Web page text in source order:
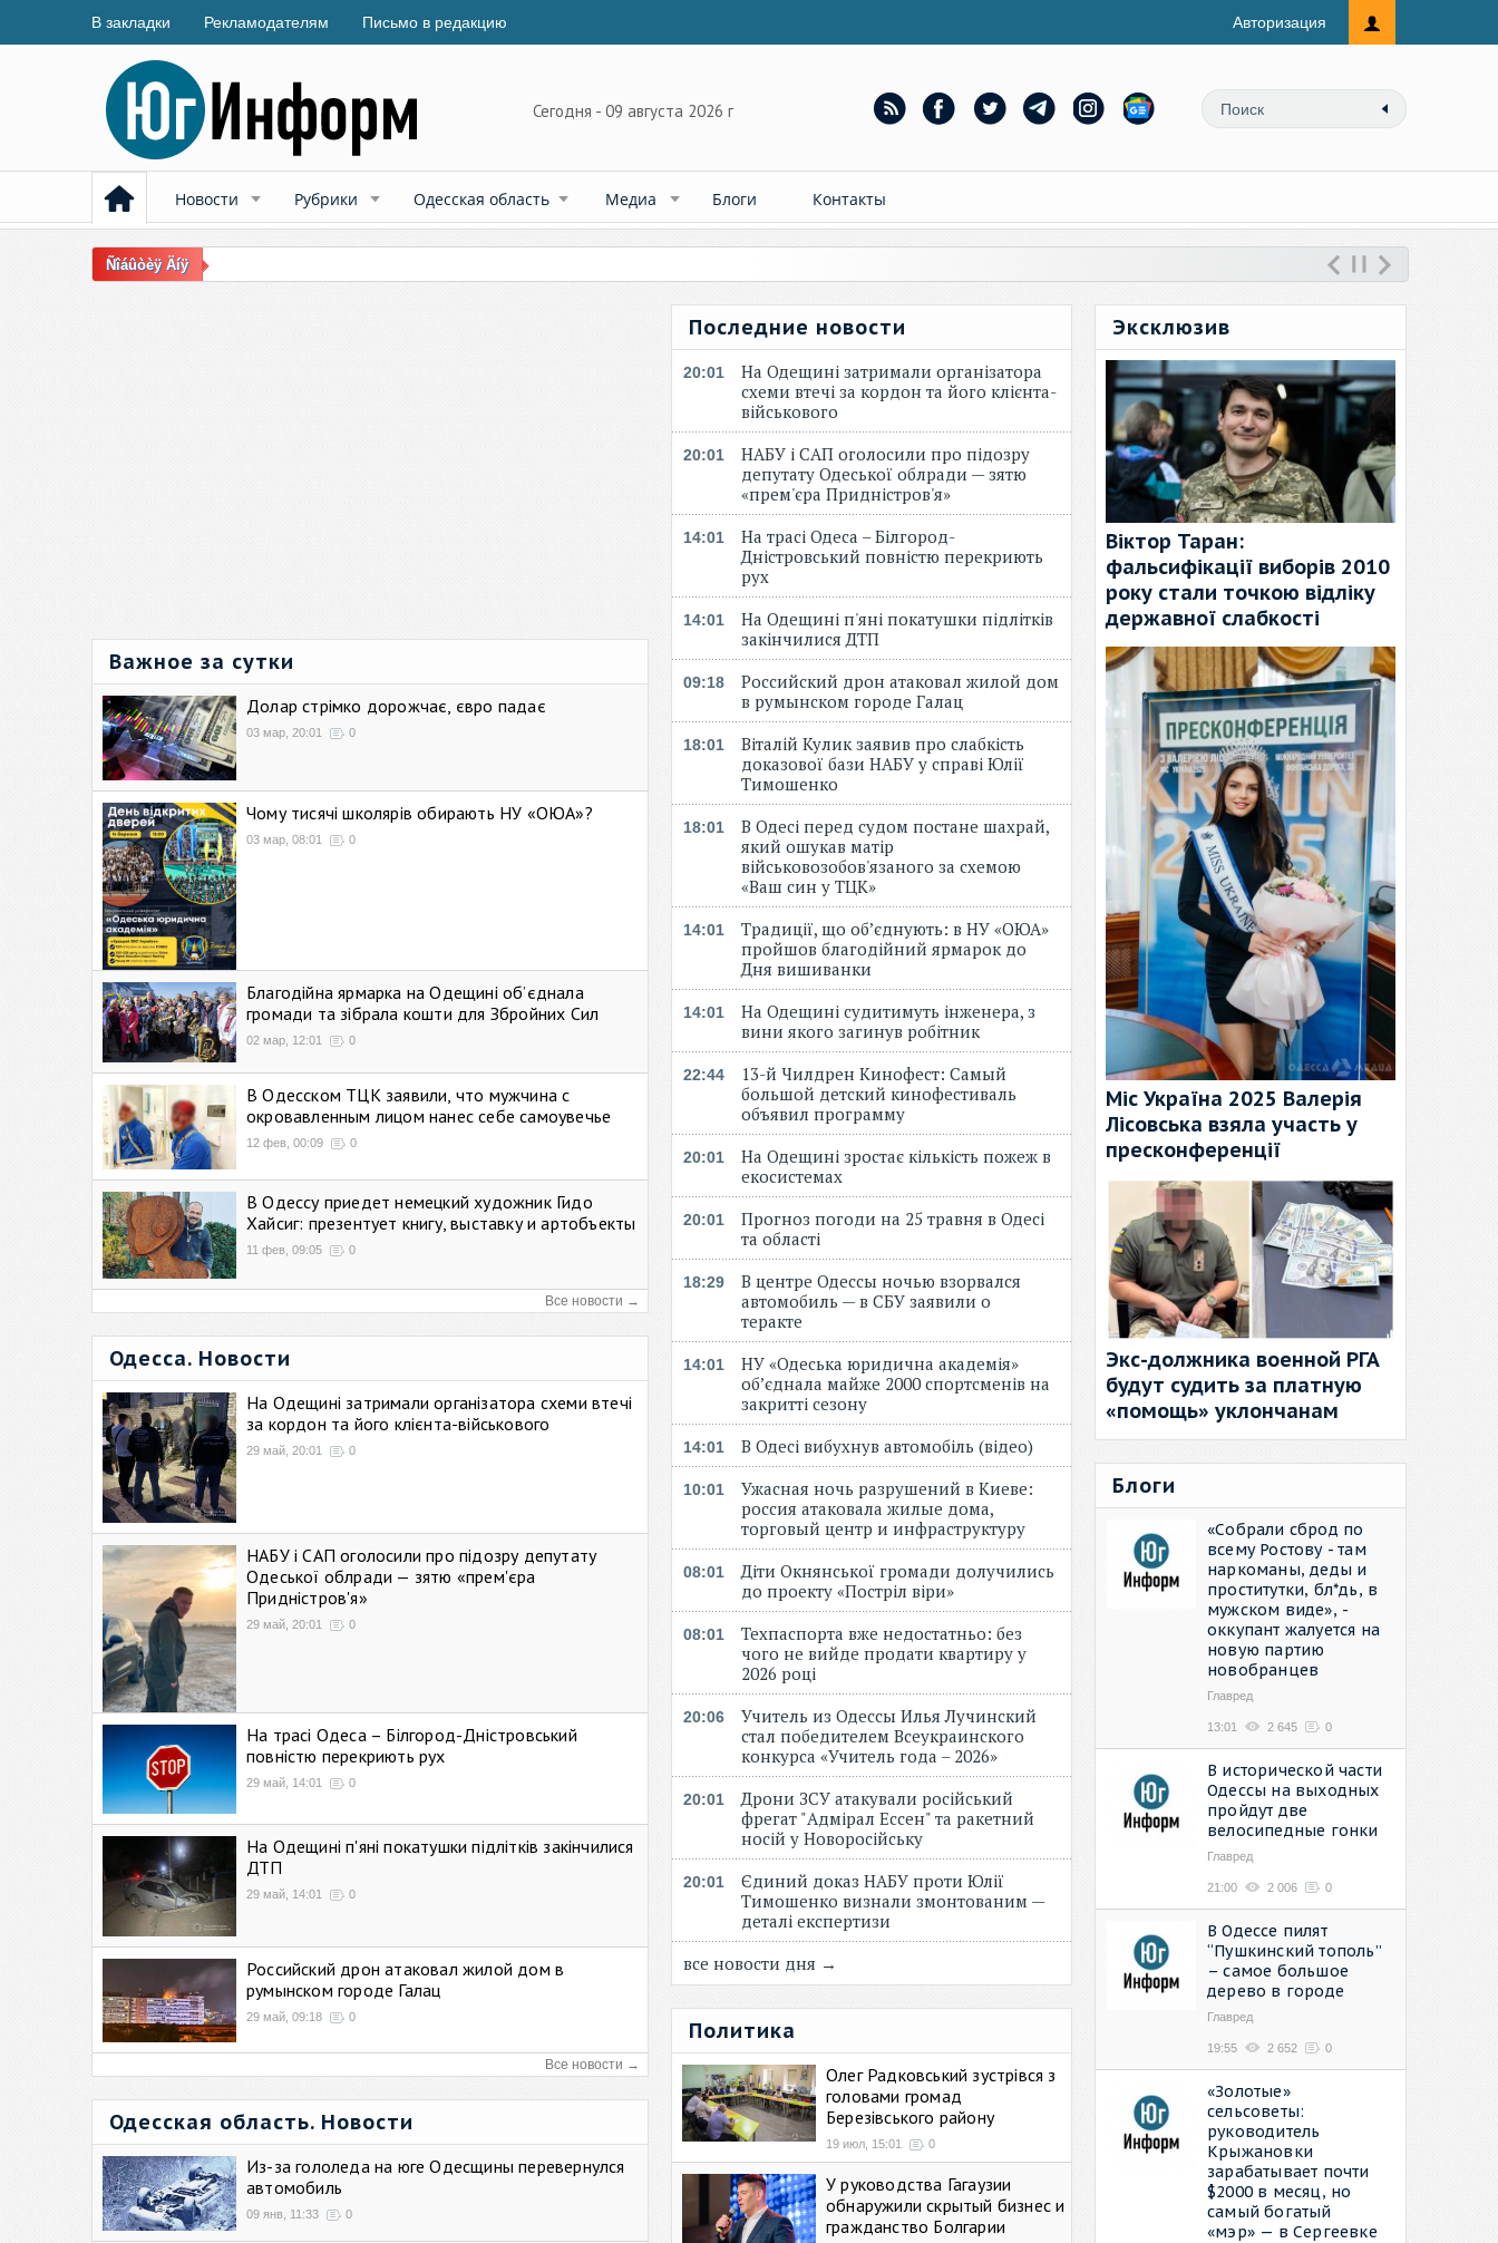
В закладки Рекламодателям Письмо в редакцию Авторизация
Сегодня - 09 августа 2026 г
Новости Рубрики Одесская область Медиа Блоги Контакты
Ñîáûòèÿ Äíÿ
Важное за сутки
Долар стрімко дорожчає, євро падає
03 мар, 20:01 0
Чому тисячі школярів обирають НУ «ОЮА»?
03 мар, 08:01 0
Благодійна ярмарка на Одещині об’єднала
громади та зібрала кошти для Збройних Сил
02 мар, 12:01 0
В Одесском ТЦК заявили, что мужчина с
окровавленным лицом нанес себе самоувечье
12 фев, 00:09 0
В Одессу приедет немецкий художник Гидо
Хайсиг: презентует книгу, выставку и артобъекты
11 фев, 09:05 0
Все новости →
Одесса. Новости
На Одещині затримали організатора схеми втечі
за кордон та його клієнта-військового
29 май, 20:01 0
НАБУ і САП оголосили про підозру депутату
Одеської облради — зятю «прем'єра
Придністров'я»
29 май, 20:01 0
На трасі Одеса – Білгород-Дністровський
повністю перекриють рух
29 май, 14:01 0
На Одещині п'яні покатушки підлітків закінчилися
ДТП
29 май, 14:01 0
Российский дрон атаковал жилой дом в
румынском городе Галац
29 май, 09:18 0
Все новости →
Одесская область. Новости
Из-за гололеда на юге Одесщины перевернулся
автомобиль
09 янв, 11:33 0
Последние новости
20:01
На Одещині затримали організатора
схеми втечі за кордон та його клієнта-
військового
20:01
НАБУ і САП оголосили про підозру
депутату Одеської облради — зятю
«прем'єра Придністров'я»
14:01
На трасі Одеса – Білгород-
Дністровський повністю перекриють
рух
14:01
На Одещині п'яні покатушки підлітків
закінчилися ДТП
09:18
Российский дрон атаковал жилой дом
в румынском городе Галац
18:01
Віталій Кулик заявив про слабкість
доказової бази НАБУ у справі Юлії
Тимошенко
18:01
В Одесі перед судом постане шахрай,
який ошукав матір
військовозобов'язаного за схемою
«Ваш син у ТЦК»
14:01
Традиції, що об’єднують: в НУ «ОЮА»
пройшов благодійний ярмарок до
Дня вишиванки
14:01
На Одещині судитимуть інженера, з
вини якого загинув робітник
22:44
13-й Чилдрен Кинофест: Самый
большой детский кинофестиваль
объявил программу
20:01
На Одещині зростає кількість пожеж в
екосистемах
20:01
Прогноз погоди на 25 травня в Одесі
та області
18:29
В центре Одессы ночью взорвался
автомобиль — в СБУ заявили о
теракте
14:01
НУ «Одеська юридична академія»
об’єднала майже 2000 спортсменів на
закритті сезону
14:01 В Одесі вибухнув автомобіль (відео)
10:01
Ужасная ночь разрушений в Киеве:
россия атаковала жилые дома,
торговый центр и инфраструктуру
08:01
Діти Окнянської громади долучились
до проекту «Постріл віри»
08:01
Техпаспорта вже недостатньо: без
чого не вийде продати квартиру у
2026 році
20:06
Учитель из Одессы Илья Лучинский
стал победителем Всеукраинского
конкурса «Учитель года – 2026»
20:01
Дрони ЗСУ атакували російський
фрегат "Адмірал Ессен" та ракетний
носій у Новоросійську
20:01
Єдиний доказ НАБУ проти Юлії
Тимошенко визнали змонтованим —
деталі експертизи
все новости дня →
Политика
Олег Радковський зустрівся з
головами громад
Березівського району
19 июл, 15:01 0
У руководства Гагаузии
обнаружили скрытый бизнес и
гражданство Болгарии
Эксклюзив
Віктор Таран:
фальсифікації виборів 2010
року стали точкою відліку
державної слабкості
Міс Україна 2025 Валерія
Лісовська взяла участь у
пресконференції
Экс-должника военной РГА
будут судить за платную
«помощь» уклончанам
Блоги
«Собрали сброд по
всему Ростову - там
наркоманы, деды и
проститутки, бл*дь, в
мужском виде», -
оккупант жалуется на
новую партию
новобранцев
Главред
13:01 2 645 0
В исторической части
Одессы на выходных
пройдут две
велосипедные гонки
Главред
21:00 2 006 0
В Одессе пилят
“Пушкинский тополь”
– самое большое
дерево в городе
Главред
19:55 2 652 0
«Золотые»
сельсоветы:
руководитель
Крыжановки
зарабатывает почти
$2000 в месяц, но
самый богатый
«мэр» — в Сергеевке